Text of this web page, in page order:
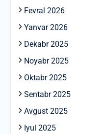
Fevral 2026
Yanvar 2026
Dekabr 2025
Noyabr 2025
Oktabr 2025
Sentabr 2025
Avgust 2025
Iyul 2025